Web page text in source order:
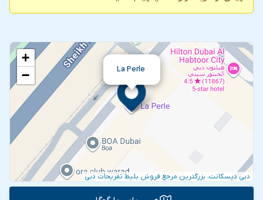
La Perle
+
−
دبی دیسکانت، بزرگترین مرجع فروش بلیط تفریحات دبی